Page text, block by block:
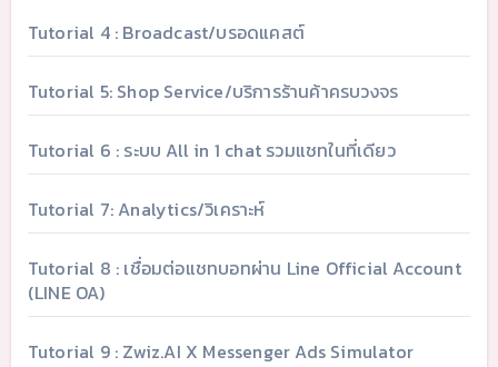
Tutorial 4 : Broadcast/บรอดแคสต์
Tutorial 5: Shop Service/บริการร้านค้าครบวงจร
Tutorial 6 : ระบบ All in 1 chat รวมแชทในที่เดียว
Tutorial 7: Analytics/วิเคราะห์
Tutorial 8 : เชื่อมต่อแชทบอทผ่าน Line Official Account
(LINE OA)
Tutorial 9 : Zwiz.AI X Messenger Ads Simulator